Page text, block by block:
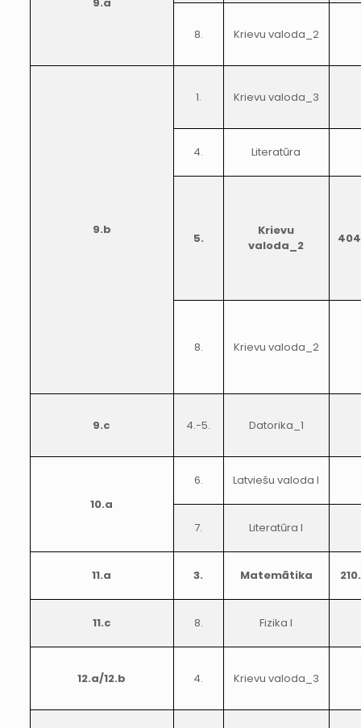
8. Krievu valoda_2
9.b
1. Krievu valoda_3
4. Literatūra
5.
Krievu
valoda_2
8. Krievu valoda_2
9.c 4.-5. Datorika_1
10.a
6. Latviešu valoda I
7. Literatūra I
11.a 3. Matemātika 210.
11.c 8. Fizika I
12.a/12.b 4. Krievu valoda_3